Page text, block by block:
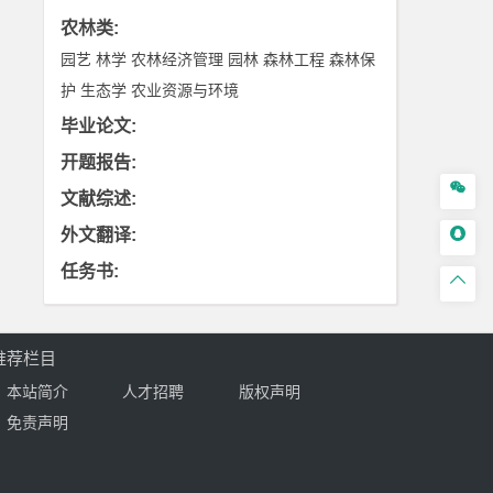
农林类:
园艺 林学 农林经济管理 园林 森林工程 森林保
护 生态学 农业资源与环境
毕业论文:
开题报告:
文献综述:
外文翻译:
任务书:



荐栏目
本站简介 人才招聘
版权声明
免责声明